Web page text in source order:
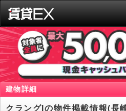
建物詳細
クラングIの物件掲載情報(長